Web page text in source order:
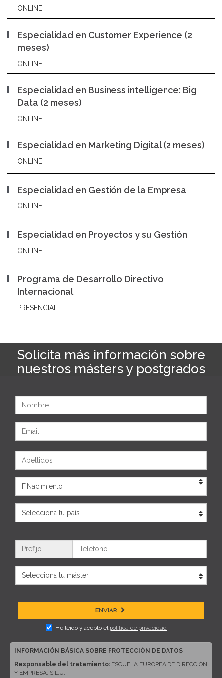
ONLINE
Especialidad en Customer Experience (2
meses)
ONLINE
Especialidad en Business intelligence: Big
Data (2 meses)
ONLINE
Especialidad en Marketing Digital (2 meses)
ONLINE
Especialidad en Gestión de la Empresa
ONLINE
Especialidad en Proyectos y su Gestión
ONLINE
Programa de Desarrollo Directivo
Internacional
PRESENCIAL
Solicita más información sobre
nuestros másters y postgrados
ENVIAR
He leído y acepto el política de privacidad
INFORMACIÓN BÁSICA SOBRE PROTECCIÓN DE DATOS
Responsable del tratamiento: ESCUELA EUROPEA DE DIRECCIÓN
Y EMPRESA, S.L.U.